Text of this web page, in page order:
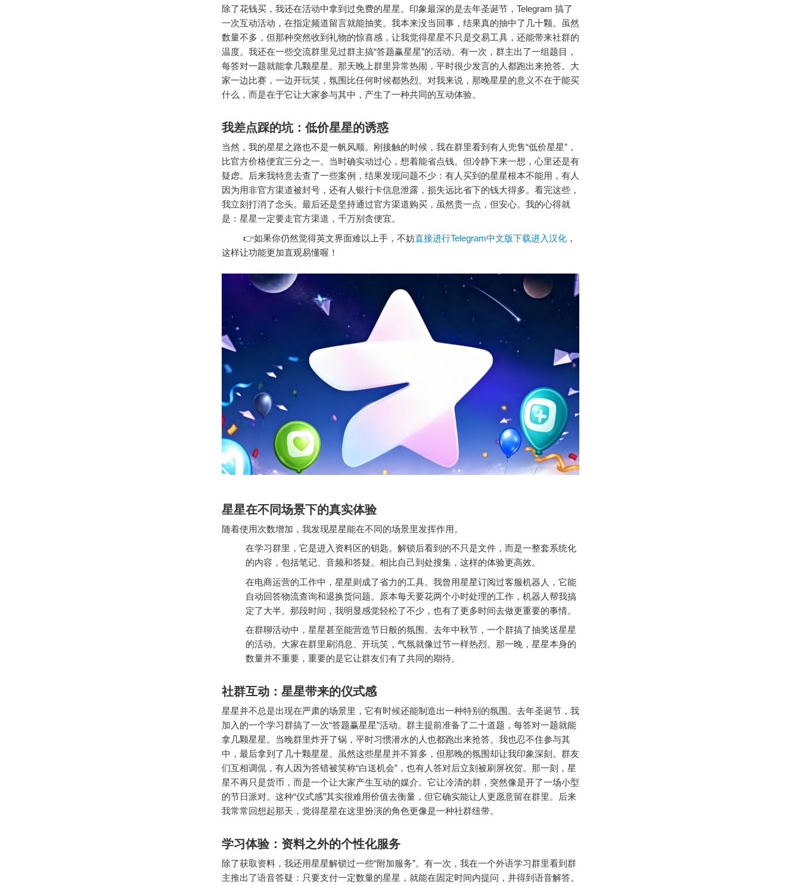
除了花钱买，我还在活动中拿到过免费的星星。印象最深的是去年圣诞节，Telegram 搞了
一次互动活动，在指定频道留言就能抽奖。我本来没当回事，结果真的抽中了几十颗。虽然
数量不多，但那种突然收到礼物的惊喜感，让我觉得星星不只是交易工具，还能带来社群的
温度。我还在一些交流群里见过群主搞“答题赢星星”的活动。有一次，群主出了一组题目，
每答对一题就能拿几颗星星。那天晚上群里异常热闹，平时很少发言的人都跑出来抢答。大
家一边比赛，一边开玩笑，氛围比任何时候都热烈。对我来说，那晚星星的意义不在于能买
什么，而是在于它让大家参与其中，产生了一种共同的互动体验。
我差点踩的坑：低价星星的诱惑
当然，我的星星之路也不是一帆风顺。刚接触的时候，我在群里看到有人兜售“低价星星”，
比官方价格便宜三分之一。当时确实动过心，想着能省点钱。但冷静下来一想，心里还是有
疑虑。后来我特意去查了一些案例，结果发现问题不少：有人买到的星星根本不能用，有人
因为用非官方渠道被封号，还有人银行卡信息泄露，损失远比省下的钱大得多。看完这些，
我立刻打消了念头。最后还是坚持通过官方渠道购买，虽然贵一点，但安心。我的心得就
是：星星一定要走官方渠道，千万别贪便宜。
👉如果你仍然觉得英文界面难以上手，不妨直接进行Telegram中文版下载进入汉化 ，
这样让功能更加直观易懂喔！
星星在不同场景下的真实体验
随着使用次数增加，我发现星星能在不同的场景里发挥作用。
在学习群里，它是进入资料区的钥匙。解锁后看到的不只是文件，而是一整套系统化
的内容，包括笔记、音频和答疑。相比自己到处搜集，这样的体验更高效。
在电商运营的工作中，星星则成了省力的工具。我曾用星星订阅过客服机器人，它能
自动回答物流查询和退换货问题。原本每天要花两个小时处理的工作，机器人帮我搞
定了大半。那段时间，我明显感觉轻松了不少，也有了更多时间去做更重要的事情。
在群聊活动中，星星甚至能营造节日般的氛围。去年中秋节，一个群搞了抽奖送星星
的活动。大家在群里刷消息、开玩笑，气氛就像过节一样热烈。那一晚，星星本身的
数量并不重要，重要的是它让群友们有了共同的期待。
社群互动：星星带来的仪式感
星星并不总是出现在严肃的场景里，它有时候还能制造出一种特别的氛围。去年圣诞节，我
加入的一个学习群搞了一次“答题赢星星”活动。群主提前准备了二十道题，每答对一题就能
拿几颗星星。当晚群里炸开了锅，平时习惯潜水的人也都跑出来抢答。我也忍不住参与其
中，最后拿到了几十颗星星。虽然这些星星并不算多，但那晚的氛围却让我印象深刻。群友
们互相调侃，有人因为答错被笑称“白送机会”，也有人答对后立刻被刷屏祝贺。那一刻，星
星不再只是货币，而是一个让大家产生互动的媒介。它让冷清的群，突然像是开了一场小型
的节日派对。这种“仪式感”其实很难用价值去衡量，但它确实能让人更愿意留在群里。后来
我常常回想起那天，觉得星星在这里扮演的角色更像是一种社群纽带。
学习体验：资料之外的个性化服务
除了获取资料，我还用星星解锁过一些“附加服务”。有一次，我在一个外语学习群里看到群
主推出了语音答疑：只要支付一定数量的星星，就能在固定时间内提问，并得到语音解答。